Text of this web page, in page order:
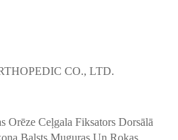
Orēze Ceļgala Fiksators Dorsālā
Balsts Muguras Un Rokas